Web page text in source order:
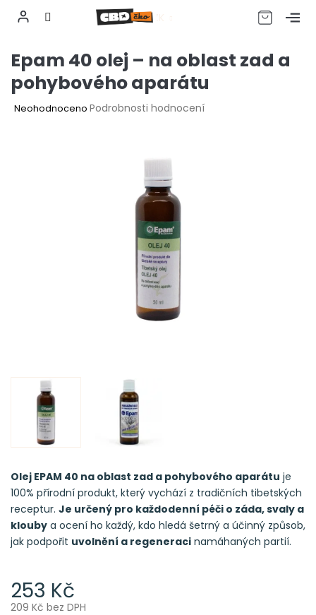
obsah
CZK
Epam 40 olej – na oblast zad a
pohybového aparátu
Průměrné
Neohodnoceno Podrobnosti hodnocení
253 Kč
209 Kč bez DPH
Olej EPAM 40 na oblast zad a pohybového aparátu je
100% přírodní produkt, který vychází z tradičních tibetských
receptur. Je určený pro každodenní péči o záda, svaly a
klouby a ocení ho každý, kdo hledá šetrný a účinný způsob,
jak podpořit uvolnění a regeneraci namáhaných partií.